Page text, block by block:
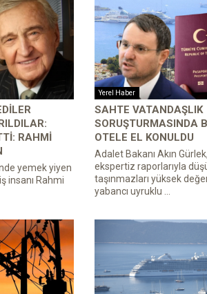
RAHMI
yemek yiyen
insanı Rahmi
Yerel Haber
SAHTE VATANDAŞLIK
SORUŞTURMASINDA
OTELE EL KONULDU
Adalet Bakanı Akın
ekspertiz raporlarıyla
taşınmazları yüksek
yabancı uyruklu ...